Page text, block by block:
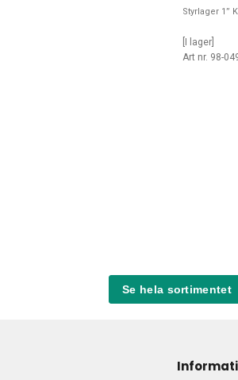
Styrlager 1”
[I lager]
Art nr. 98-
Se hela sortimentet